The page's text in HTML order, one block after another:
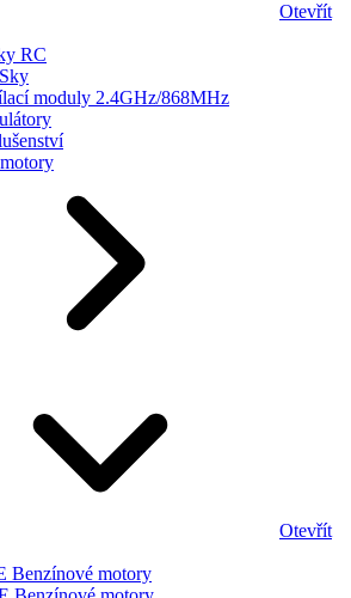
Otevřít
RC
moduly 2.4GHz/868MHz
Otevřít
Benzínové motory